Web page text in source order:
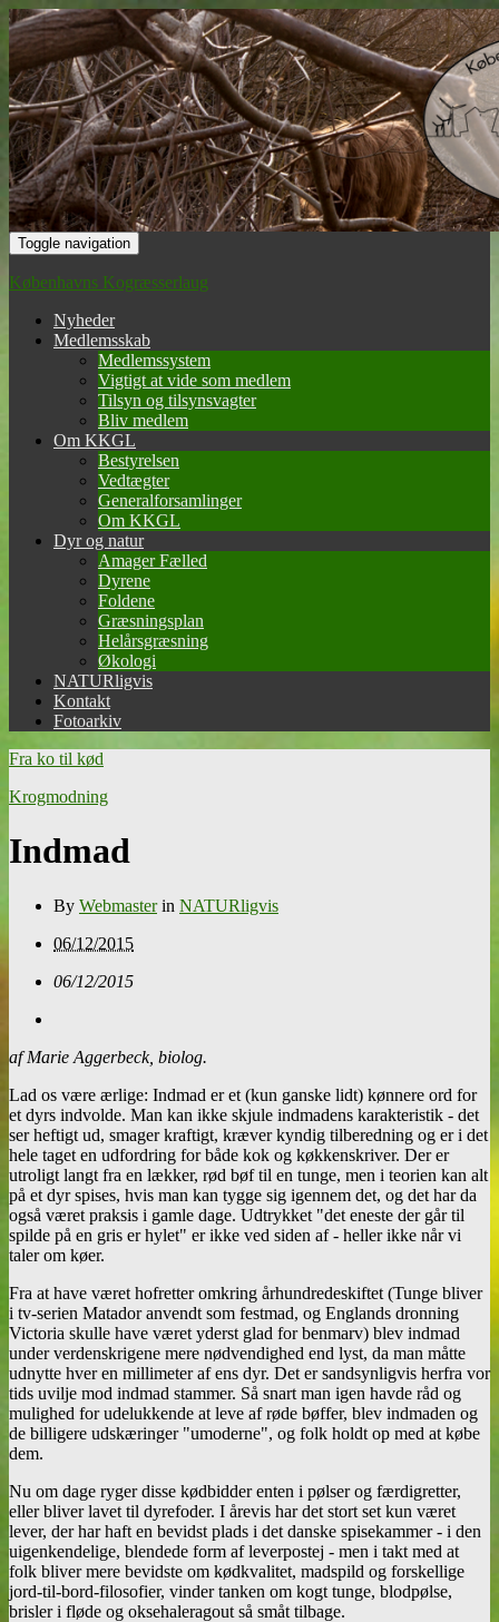
Toggle navigation
Københavns Kogræsserlaug
Nyheder
Medlemsskab
Medlemssystem
Vigtigt at vide som medlem
Tilsyn og tilsynsvagter
Bliv medlem
Om KKGL
Bestyrelsen
Vedtægter
Generalforsamlinger
Om KKGL
Dyr og natur
Amager Fælled
Dyrene
Foldene
Græsningsplan
Helårsgræsning
Økologi
NATURligvis
Kontakt
Fotoarkiv
Fra ko til kød
Krogmodning
Indmad
By Webmasterin NATURligvis
06/12/2015
06/12/2015
af Marie Aggerbeck, biolog.
Lad os være ærlige: Indmad er et (kun ganske lidt) kønnere ord for
et dyrs indvolde. Man kan ikke skjule indmadens karakteristik - det
ser heftigt ud, smager kraftigt, kræver kyndig tilberedning og er i det
hele taget en udfordring for både kok og køkkenskriver. Der er
utroligt langt fra en lækker, rød bøf til en tunge, men i teorien kan alt
på et dyr spises, hvis man kan tygge sig igennem det, og det har da
også været praksis i gamle dage. Udtrykket "det eneste der går til
spilde på en gris er hylet" er ikke ved siden af - heller ikke når vi
taler om køer.
Fra at have været hofretter omkring århundredeskiftet (Tunge bliver
i tv-serien Matador anvendt som festmad, og Englands dronning
Victoria skulle have været yderst glad for benmarv) blev indmad
under verdenskrigene mere nødvendighed end lyst, da man måtte
udnytte hver en millimeter af ens dyr. Det er sandsynligvis herfra vor
tids uvilje mod indmad stammer. Så snart man igen havde råd og
mulighed for udelukkende at leve af røde bøffer, blev indmaden og
de billigere udskæringer "umoderne", og folk holdt op med at købe
dem.
Nu om dage ryger disse kødbidder enten i pølser og færdigretter,
eller bliver lavet til dyrefoder. I årevis har det stort set kun været
lever, der har haft en bevidst plads i det danske spisekammer - i den
uigenkendelige, blendede form af leverpostej - men i takt med at
folk bliver mere bevidste om kødkvalitet, madspild og forskellige
jord-til-bord-filosofier, vinder tanken om kogt tunge, blodpølse,
brisler i fløde og oksehaleragout så småt tilbage.